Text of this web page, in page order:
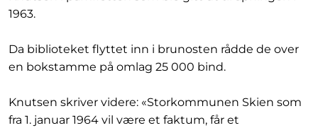
1963.
Da biblioteket flyttet inn i brunosten rådde de over
en bokstamme på omlag 25 000 bind.
Knutsen skriver videre: «Storkommunen Skien som
fra 1. januar 1964 vil være et faktum, får et